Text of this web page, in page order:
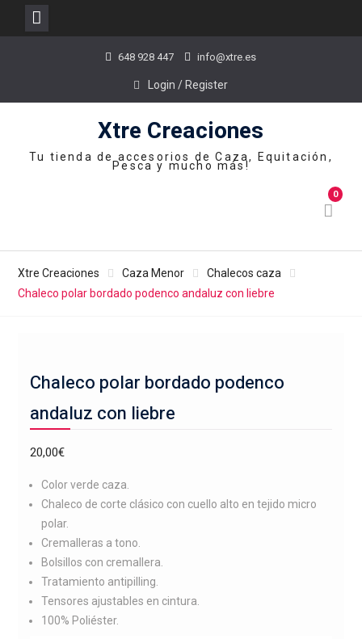
648 928 447 info@xtre.es
Login / Register
Xtre Creaciones
Tu tienda de accesorios de Caza, Equitación,
Pesca y mucho más!
0
Xtre Creaciones Caza Menor
Chalecos caza
Chaleco polar bordado podenco andaluz con liebre
Chaleco polar bordado podenco
andaluz con liebre
20,00€
Color verde caza.
Chaleco de corte clásico con cuello alto en tejido micro
polar.
Cremalleras a tono.
Bolsillos con cremallera.
Tratamiento antipilling.
Tensores ajustables en cintura.
100% Poliéster.